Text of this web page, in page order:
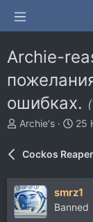
Archie-
ошибках.
А
т
р
т
е
м
Archie's
Д
а
н
а
25
Cockos Reaper
smrz1
Banned